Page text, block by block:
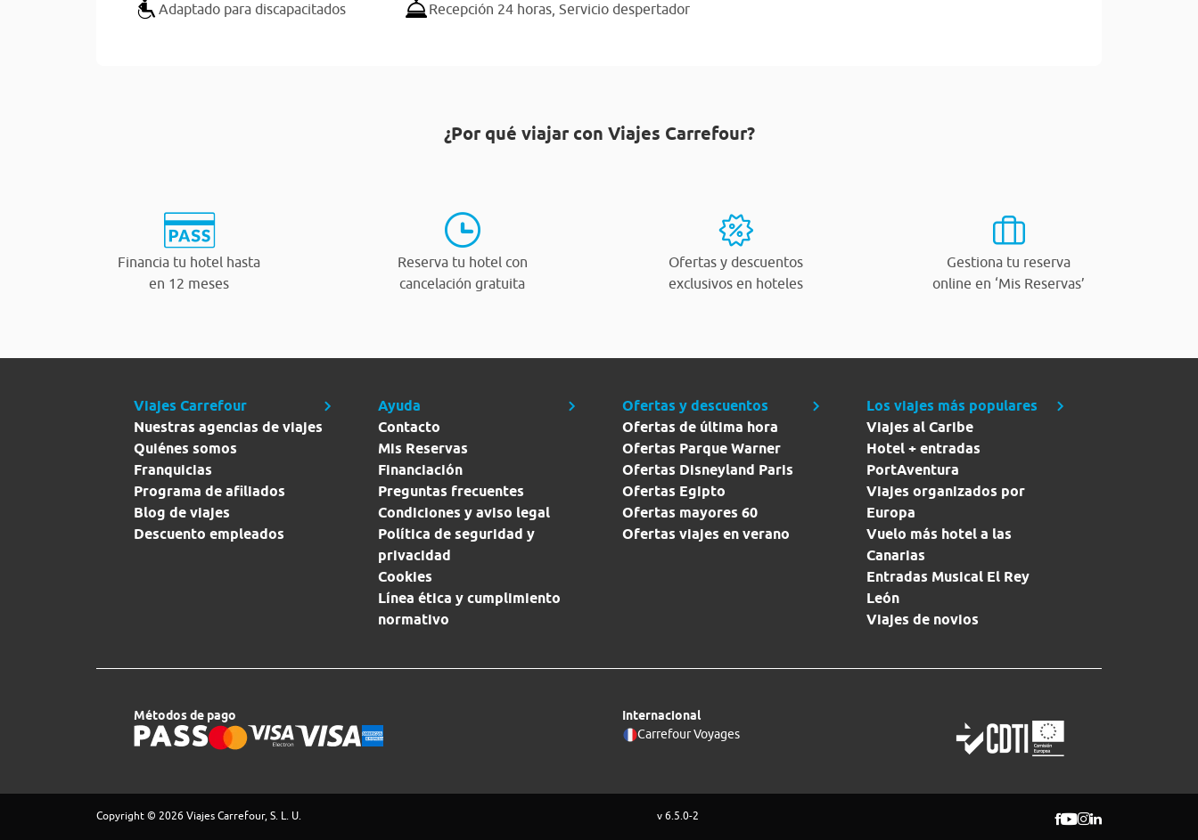
Adaptado para discapacitados Recepción 24 horas, Servicio despertador
¿Por qué viajar con Viajes Carrefour?
Financia tu hotel hasta
en 12 meses
Reserva tu hotel con
cancelación gratuita
Ofertas y descuentos
exclusivos en hoteles
Gestiona tu reserva
online en ‘Mis Reservas’
Viajes Carrefour
Nuestras agencias de viajes
Quiénes somos
Franquicias
Programa de afiliados
Blog de viajes
Descuento empleados
Ayuda
Contacto
Mis Reservas
Financiación
Preguntas frecuentes
Condiciones y aviso legal
Política de seguridad y
privacidad
Cookies
Línea ética y cumplimiento
normativo
Ofertas y descuentos
Ofertas de última hora
Ofertas Parque Warner
Ofertas Disneyland Paris
Ofertas Egipto
Ofertas mayores 60
Ofertas viajes en verano
Los viajes más populares
Viajes al Caribe
Hotel + entradas
PortAventura
Viajes organizados por
Europa
Vuelo más hotel a las
Canarias
Entradas Musical El Rey
León
Viajes de novios
Métodos de pago
Internacional
Carrefour Voyages
Copyright © 2026 Viajes Carrefour, S. L. U. v 6.5.0-2